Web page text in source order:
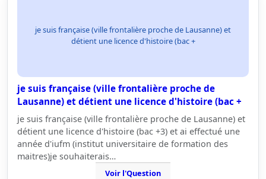
je suis française (ville frontalière proche de Lausanne) et
détient une licence d'histoire (bac +
je suis française (ville frontalière proche de
Lausanne) et détient une licence d'histoire (bac +
je suis française (ville frontalière proche de Lausanne) et
détient une licence d'histoire (bac +3) et ai effectué une
année d'iufm (institut universitaire de formation des
maitres)je souhaiterais…
Voir l'Question